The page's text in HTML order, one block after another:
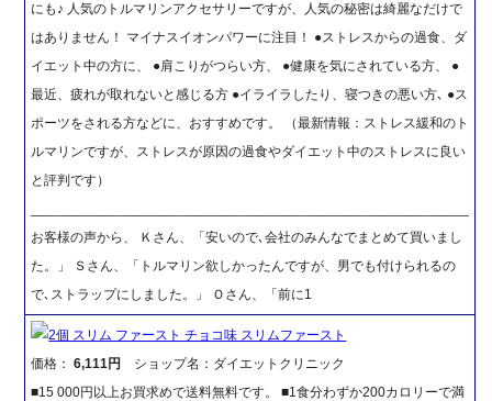
にも♪ 人気のトルマリンアクセサリーですが、人気の秘密は綺麗なだけで
はありません！ マイナスイオンパワーに注目！ ●ストレスからの過食、ダ
イエット中の方に、 ●肩こりがつらい方、 ●健康を気にされている方、 ●
最近、疲れが取れないと感じる方 ●イライラしたり、寝つきの悪い方､ ●ス
ポーツをされる方などに、おすすめです。 （最新情報：ストレス緩和のト
ルマリンですが、ストレスが原因の過食やダイエット中のストレスに良い
と評判です）
お客様の声から、 Ｋさん、「安いので､会社のみんなでまとめて買いまし
た。」 Ｓさん、「トルマリン欲しかったんですが、男でも付けられるの
で､ストラップにしました。」 Ｏさん、「前に1
2個 スリム ファースト チョコ味 スリムファースト
価格：6,111円
ショップ名：ダイエットクリニック
■15 000円以上お買求めで送料無料です。 ■1食分わずか200カロリーで満